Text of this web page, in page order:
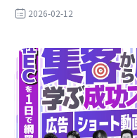
2026-02-12